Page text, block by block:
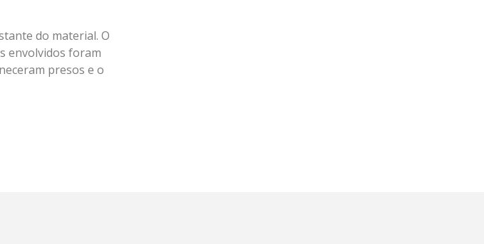
do material. O
envolvidos foram
presos e o